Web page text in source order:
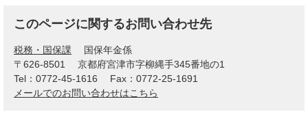
このページに関するお問い合わせ先
税務・国保課
国保年金係
〒626-8501
京都府宮津市字柳縄手345番地の1
Tel：0772-45-1616
Fax：0772-25-1691
メールでのお問い合わせはこちら